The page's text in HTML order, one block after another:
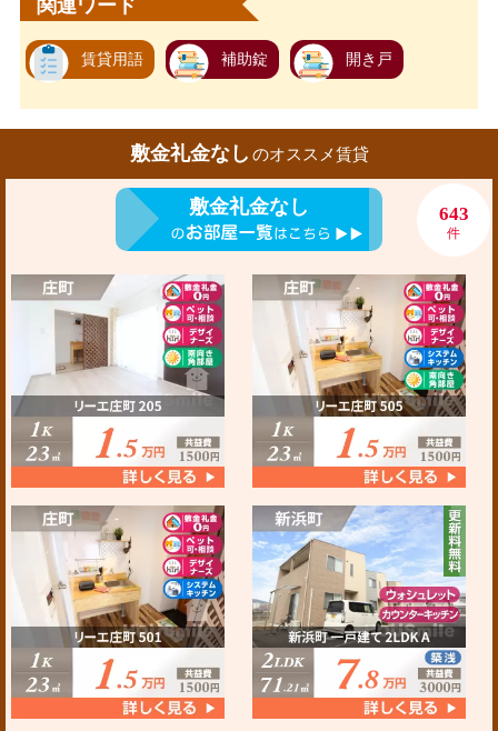
関連ワード
賃貸用語 補助錠 開き戸
敷金礼金なし のオススメ賃貸
敷金礼金なし 643
件